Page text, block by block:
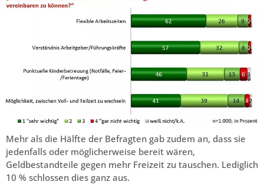
Mehr als die Hälfte der Befragten gab zudem an, dass sie
jedenfalls oder möglicherweise bereit wären,
Geldbestandteile gegen mehr Freizeit zu tauschen. Lediglich
10 % schlossen dies ganz aus.